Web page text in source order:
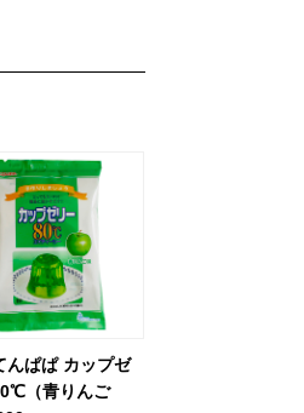
んぱぱ カップゼ
（青りんご